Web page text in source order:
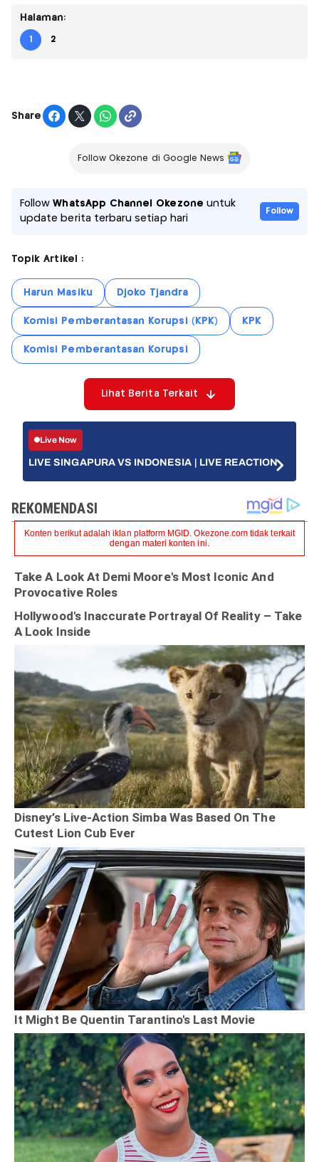
Halaman:
1 2
Share
Follow Okezone di Google News
FollowWhatsApp Channel Okezone untuk
update berita terbaru setiap hari
Follow
Topik Artikel :
Harun Masiku Djoko Tjandra
Komisi Pemberantasan Korupsi (KPK) KPK
Komisi Pemberantasan Korupsi
Lihat Berita Terkait
Live Now
LIVE SINGAPURA VS INDONESIA | LIVE REACTION